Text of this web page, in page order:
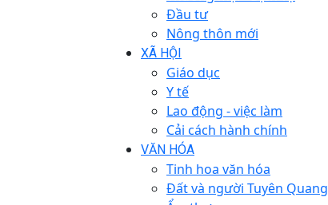
Đầu tư
Nông thôn mới
XÃ HỘI
Giáo dục
Y tế
Lao động - việc làm
Cải cách hành chính
VĂN HÓA
Tinh hoa văn hóa
Đất và người Tuyên Quang